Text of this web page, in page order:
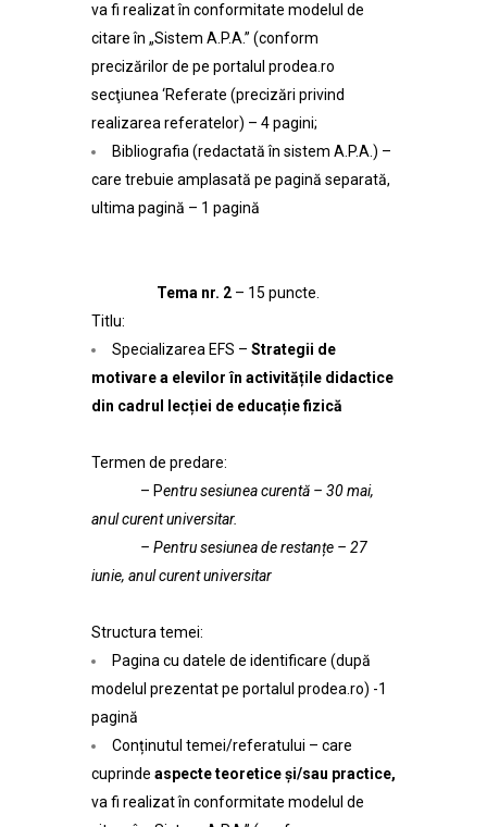
va fi realizat în conformitate modelul de
citare în „Sistem A.P.A.” (conform
precizărilor de pe portalul prodea.ro
secţiunea ‘Referate (precizări privind
realizarea referatelor) – 4 pagini;
Bibliografia (redactată în sistem A.P.A.) –
care trebuie amplasată pe pagină separată,
ultima pagină – 1 pagină
Tema nr. 2 – 15 puncte.
Titlu:
Specializarea EFS – Strategii de
motivare a elevilor în activitățile didactice
din cadrul lecției de educație fizică
Termen de predare:
– Pentru sesiunea curentă – 30 mai,
anul curent universitar.
– Pentru sesiunea de restanțe – 27
iunie, anul curent universitar
Structura temei:
Pagina cu datele de identificare (după
modelul prezentat pe portalul prodea.ro) -1
pagină
Conținutul temei/referatului – care
cuprinde aspecte teoretice și/sau practice,
va fi realizat în conformitate modelul de